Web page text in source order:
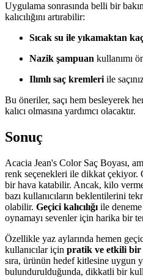
Uygulama sonrasında belli bir
kalıcılığını artırabilir:
Sıcak su ile yıkamaktan
Nazik şampuan kullanımı
Ilımlı saç kremleri ile
Bu öneriler, saçı hem besleyerek
kalıcı olmasına yardımcı olacaktır.
Sonuç
Acacia Jean's Color Saç Boyası,
renk seçenekleri ile dikkat çekiyor.
bir hava katabilir. Ancak, kilo
bazı kullanıcıların beklentilerini
olabilir. Geçici kalıcılığı ile
oynamayı sevenler için harika bir
Özellikle yaz aylarında hemen
kullanıcılar için pratik ve etkili bir
sıra, ürünün hedef kitlesine uygun
bulundurulduğunda, dikkatli bir